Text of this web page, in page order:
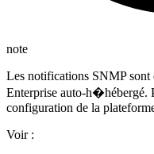
note
Les notifications SNMP
Enterprise auto-h�hébergé.
configuration de la
Voir :